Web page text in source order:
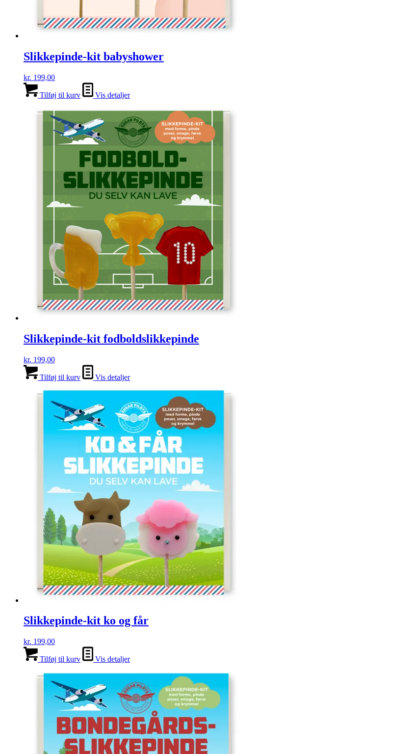
Slikkepinde-kit babyshower
kr. 199,00
Tilføj til kurv Vis detaljer
Slikkepinde-kit fodboldslikkepinde
kr. 199,00
Tilføj til kurv Vis detaljer
Slikkepinde-kit ko og får
kr. 199,00
Tilføj til kurv Vis detaljer